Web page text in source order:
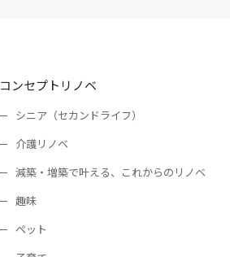
コンセプトリノベ
シニア（セカンドライフ）
介護リノベ
減築・増築で叶える、これからのリノベ
趣味
ペット